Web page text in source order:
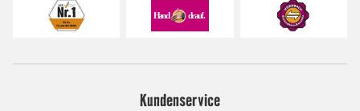
Kundenservice